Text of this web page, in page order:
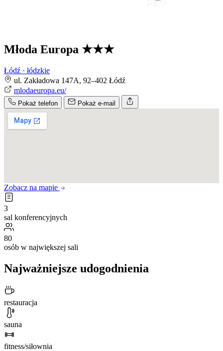
Młoda Europa ★★★
Łódź · łódzkie
ul. Zakładowa 147A, 92–402 Łódź
mlodaeuropa.eu/
Pokaż telefon Pokaż e-mail
Zobacz na mapie
3
sal konferencyjnych
80
osób w największej sali
Najważniejsze udogodnienia
restauracja
sauna
fitness/siłownia